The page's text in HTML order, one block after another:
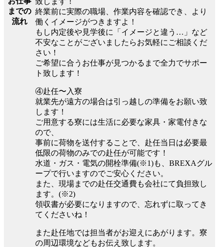
までの
流れ
終業前に実際の職場、作業内容を確認でき、より
働くイメージがつきますよ！
もし内定後や見学後に「イメージと違う…」など
不安なことがございましたらお気軽にご相談くだ
さい！
ご希望に合うお仕事が見つかるまで全力でサポー
ト致します！
④赴任〜入寮
就業先が遠方の場合は引っ越しの準備をお願い致
します！
ご用意する寮には生活に必要な家具・家電付きな
ので、
事前に荷物を送付することで、赴任当日は必要最
低限の荷物のみでの赴任が可能です！
水道・ガス・電気の開栓準備(※1)も、BREXAグル
ープで行いますのでご安心ください。
また、現場までの赴任交通費も会社にて負担致し
ます。(※2)
領収書が必要になりますので、忘れずに取ってき
てくださいね！
また赴任地では担当者がお迎えにあがります。寮
の周辺環境などもお伝え致します。